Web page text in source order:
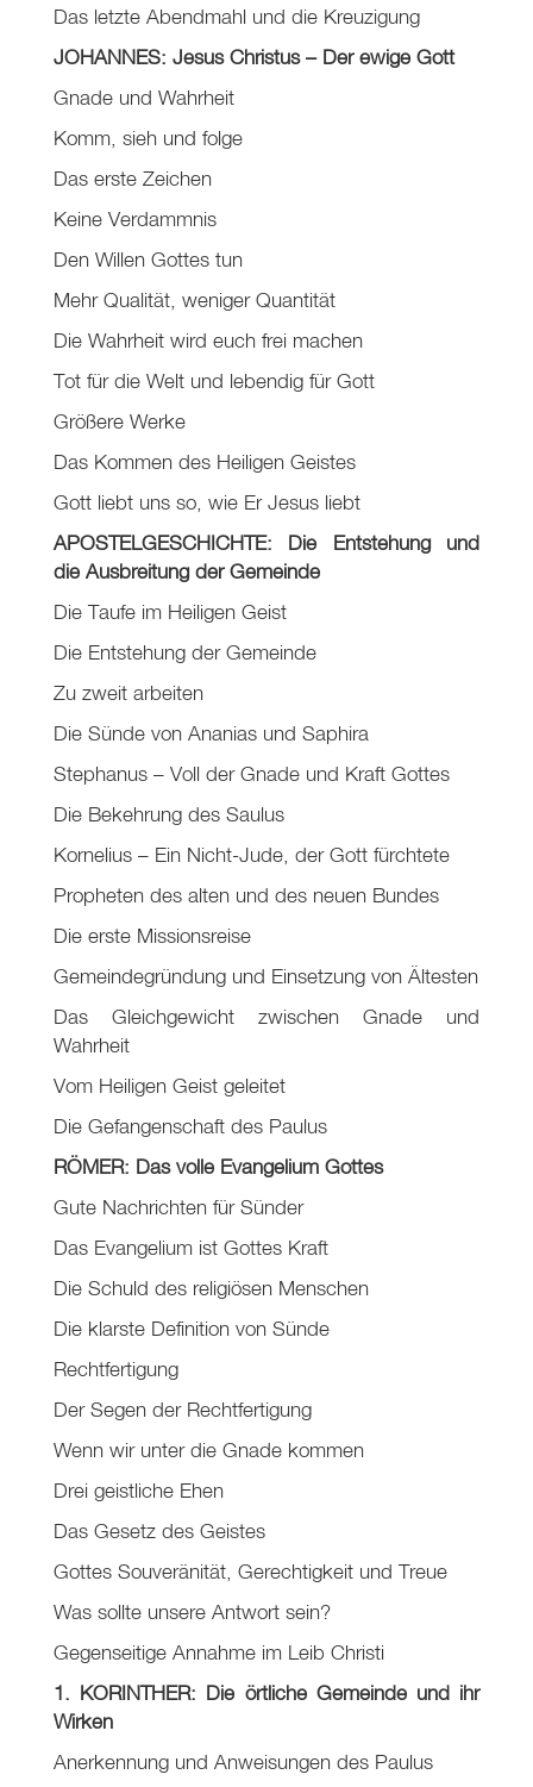
Das letzte Abendmahl und die Kreuzigung
JOHANNES: Jesus Christus – Der ewige Gott
Gnade und Wahrheit
Komm, sieh und folge
Das erste Zeichen
Keine Verdammnis
Den Willen Gottes tun
Mehr Qualität, weniger Quantität
Die Wahrheit wird euch frei machen
Tot für die Welt und lebendig für Gott
Größere Werke
Das Kommen des Heiligen Geistes
Gott liebt uns so, wie Er Jesus liebt
APOSTELGESCHICHTE: Die Entstehung und
die Ausbreitung der Gemeinde
Die Taufe im Heiligen Geist
Die Entstehung der Gemeinde
Zu zweit arbeiten
Die Sünde von Ananias und Saphira
Stephanus – Voll der Gnade und Kraft Gottes
Die Bekehrung des Saulus
Kornelius – Ein Nicht-Jude, der Gott fürchtete
Propheten des alten und des neuen Bundes
Die erste Missionsreise
Gemeindegründung und Einsetzung von Ältesten
Das Gleichgewicht zwischen Gnade und
Wahrheit
Vom Heiligen Geist geleitet
Die Gefangenschaft des Paulus
RÖMER: Das volle Evangelium Gottes
Gute Nachrichten für Sünder
Das Evangelium ist Gottes Kraft
Die Schuld des religiösen Menschen
Die klarste Definition von Sünde
Rechtfertigung
Der Segen der Rechtfertigung
Wenn wir unter die Gnade kommen
Drei geistliche Ehen
Das Gesetz des Geistes
Gottes Souveränität, Gerechtigkeit und Treue
Was sollte unsere Antwort sein?
Gegenseitige Annahme im Leib Christi
1. KORINTHER: Die örtliche Gemeinde und ihr
Wirken
Anerkennung und Anweisungen des Paulus